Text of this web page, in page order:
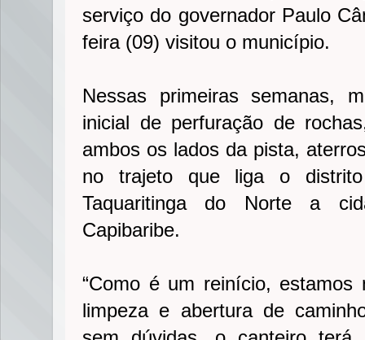
serviço do governador Paulo
feira (09) visitou o município.
Nessas primeiras semanas,
inicial de perfuração de
ambos os lados da pista,
no trajeto que liga o
Taquaritinga do Norte a
Capibaribe.
“Como é um reinício, estamos
limpeza e abertura de